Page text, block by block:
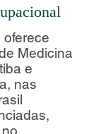
Medicina
e
nas